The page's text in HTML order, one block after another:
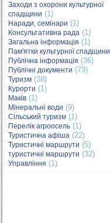
Заходи з охорони культурної
спадщини (1)
Наради, семінари (1)
Консультативна рада (1)
Загальна інформація (1)
Пам'ятки культурної спадщини
Публічна інформація (36)
Публічні документи (73)
Туризм (38)
Курорти (1)
Маків (1)
Мінеральні води (9)
Сільський туризм (1)
Перелік агроосель (1)
Туристична афіша (22)
Туристичні маршрути (5)
туристичні маршрути (32)
Управління (1)